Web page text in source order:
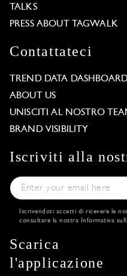
TALKS
PRESS ABOUT TAGWALK
Contattateci
TREND DATA
ABOUT US
UNISCITI AL NOSTRO
BRAND VISIBILITY
Iscriviti alla
Iscrivendoti accetti di ricevere le
consultare la nostra
Informativa
Scarica
l'applicazione